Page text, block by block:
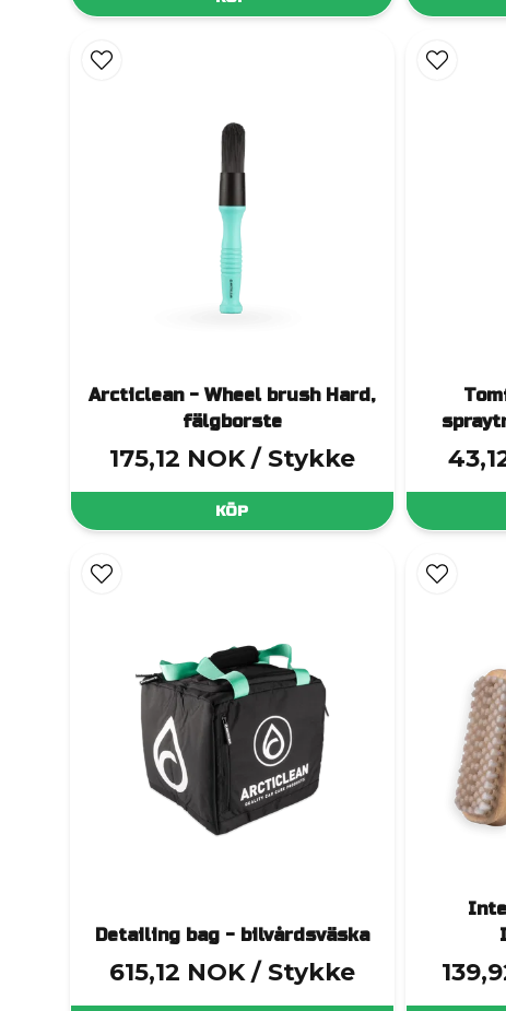
Det skadar aldrig att vara lite extra försiktig –
jobbet både bekvämare och renare, utan att
ett
Arcticlean - Wheel brush Hard,
fälgborste
175,12 NOK / Stykke
KÖP
Detailing bag - bilvårdsväska
615,12 NOK / Stykke